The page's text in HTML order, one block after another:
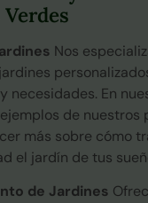
Nos
necesidades. En
de nuestros
más sobre cómo
el jardín de tus
de Jardines